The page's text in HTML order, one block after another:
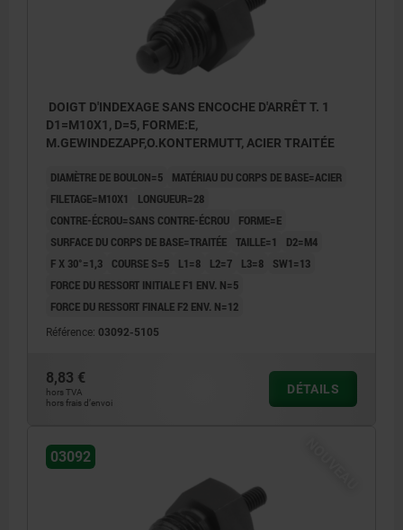
DOIGT D'INDEXAGE SANS ENCOCHE D'ARRÊT T. 1
D1=M10X1, D=5, FORME:E,
M.GEWINDEZAPF,O.KONTERMUTT, ACIER TRAITÉE
DIAMÈTRE DE BOULON=5
MATÉRIAU DU CORPS DE BASE=ACIER
FILETAGE=M10X1
LONGUEUR=28
CONTRE-ÉCROU=SANS CONTRE-ÉCROU
FORME=E
SURFACE DU CORPS DE BASE=TRAITÉE TAILLE=1
D2=M4
F X 30°=1,3
COURSE S=5 L1=8 L2=7 L3=8
SW1=13
FORCE DU RESSORT INITIALE F1 ENV. N=5
FORCE DU RESSORT FINALE F2 ENV. N=12
Référence: 03092-5105
8,83 €
hors TVA
hors frais d’envoi
DÉTAILS
03092